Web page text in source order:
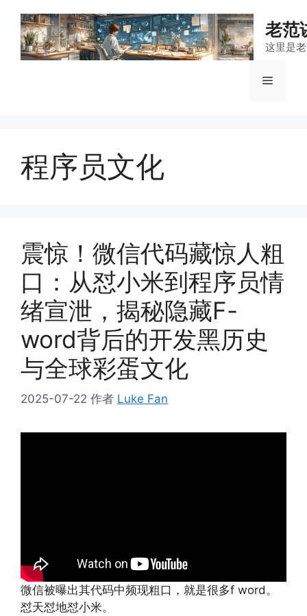
老范
这里是
菜
程序员文化
震惊！微信代码藏惊人粗
口：从怼小米到程序员情
绪宣泄，揭秘隐藏F-
word背后的开发黑历史
与全球彩蛋文化
2025-07-22 作者 Luke Fan
微信被曝出其代码中频现粗口，就是很多f word。
怼天怼地怼小米。